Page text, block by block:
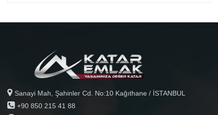
Sanayi Mah, Şahinler Cd. No:10 Kağıthane / İSTANBUL
+90 850 215 41 88